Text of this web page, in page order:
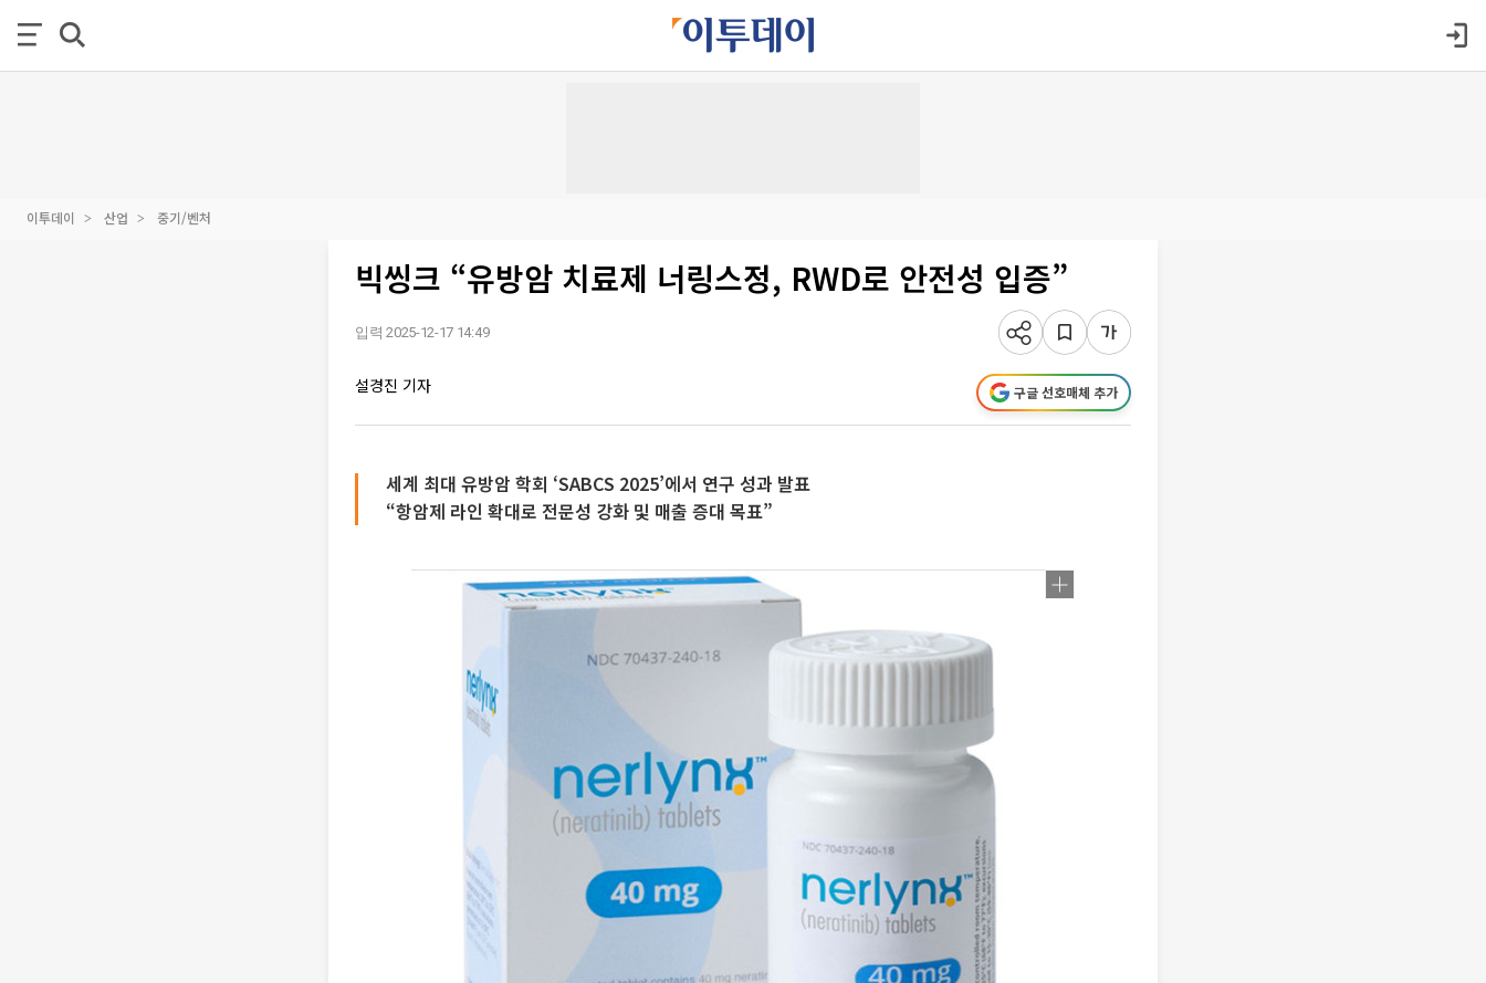
이투데이 산업 중기/벤처
빅씽크 “유방암 치료제 너링스정, RWD로 안전성 입증”
입력 2025-12-17 14:49
설경진 기자 구글 선호매체 추가
세계 최대 유방암 학회 ‘SABCS 2025’에서 연구 성과 발표
“항암제 라인 확대로 전문성 강화 및 매출 증대 목표”